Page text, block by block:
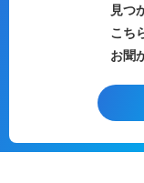
見つ
こち
お聞